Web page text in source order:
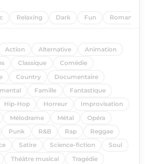
Relaxing Dark Fun Romantic
Action Alternative
Animation
Classique
Comédie
Country
Documentaire
Famille
Fantastique
Hip-Hop Horreur
Improvisation
Mélodrame Métal
Opéra
Punk R&B Rap
Reggae
Satire Science-fiction
Soul
Théâtre musical
Tragédie